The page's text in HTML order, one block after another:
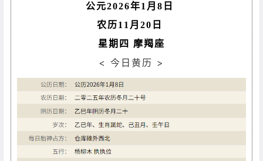
公元2026年1月8日
农历11月20日
星期四 摩羯座
< 今日黄历 >